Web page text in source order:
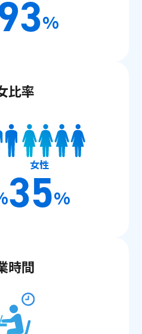
%
比率
女性
35%
時間